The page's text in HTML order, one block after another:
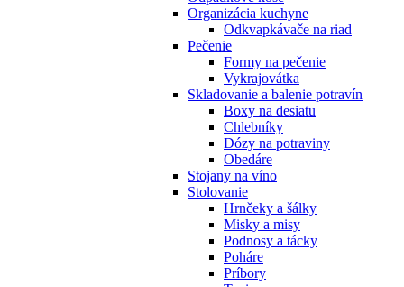
Organizácia kuchyne
Odkvapkávače na riad
Pečenie
Formy na pečenie
Vykrajovátka
Skladovanie a balenie potravín
Boxy na desiatu
Chlebníky
Dózy na potraviny
Obedáre
Stojany na víno
Stolovanie
Hrnčeky a šálky
Misky a misy
Podnosy a tácky
Poháre
Príbory